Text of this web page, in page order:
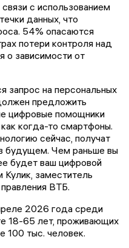
с использованием
данных, что
54% опасаются
потери контроля над
о зависимости от
запрос на персональных
предложить
цифровые помощники
когда-то смартфоны.
сейчас, получат
будущем. Чем раньше вы
будет ваш цифровой
заместитель
ВТБ.
2026 года среди
18-65 лет, проживающих
100 тыс. человек.